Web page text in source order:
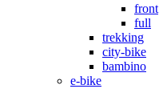
front
full
trekking
city-bike
bambino
e-bike